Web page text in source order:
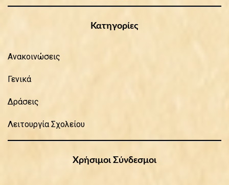
Κατηγορίες
Ανακοινώσεις
Γενικά
Δράσεις
Λειτουργία Σχολείου
Χρήσιμοι Σύνδεσμοι